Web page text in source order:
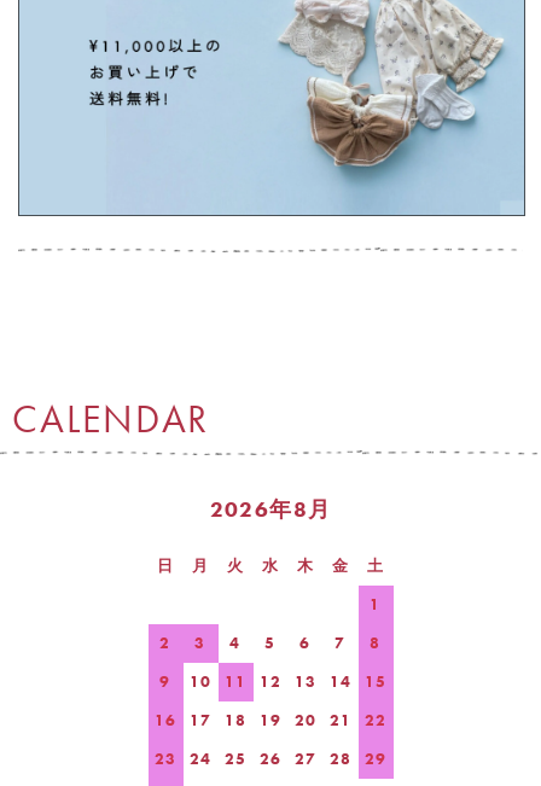
CALENDAR
2026年8月
日 月 火 水 木 金
土
1
2
3 4 5 6 7
8
9
10 11 12 13 14
15
16
17 18 19 20 21
22
23
24 25 26 27 28
29